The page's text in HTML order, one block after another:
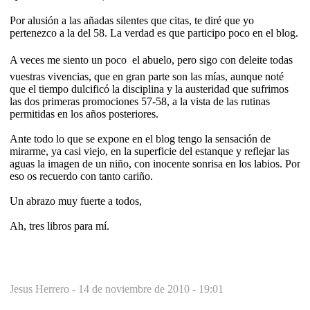
Por alusión a las añadas silentes que citas, te diré que yo
pertenezco a la del 58. La verdad es que participo poco en el blog.
A veces me siento un poco  el abuelo, pero sigo con deleite todas
vuestras vivencias, que en gran parte son las mías, aunque noté
que el tiempo dulcificó la disciplina y la austeridad que sufrimos
las dos primeras promociones 57-58, a la vista de las rutinas
permitidas en los años posteriores.
Ante todo lo que se expone en el blog tengo la sensación de
mirarme, ya casi viejo, en la superficie del estanque y reflejar las
aguas la imagen de un niño, con inocente sonrisa en los labios. Por
eso os recuerdo con tanto cariño.
Un abrazo muy fuerte a todos,
Ah, tres libros para mí.
Jesus Herrero - 14 de noviembre de 2010 - 19:01